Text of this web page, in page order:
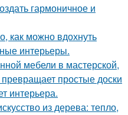
гармоничное и
как можно вдохнуть
интерьеры.
мебели в мастерской,
простые доски
интерьера.
из дерева: тепло,